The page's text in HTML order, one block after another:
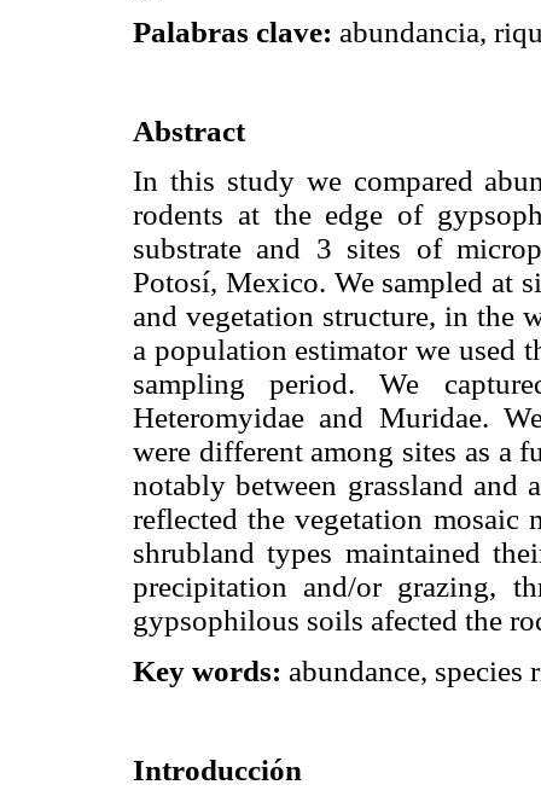
Palabras clave: abundancia,
Abstract
In this study we compared
rodents at the edge of
substrate and 3 sites of
Potosí, Mexico. We sampled at
and vegetation structure, in the
a population estimator we used
sampling period. We
Heteromyidae and Muridae.
were different among sites as a
notably between grassland and
reflected the vegetation mosaic
shrubland types maintained
precipitation and/or grazing,
gypsophilous soils afected the
Key words: abundance,
Introducción